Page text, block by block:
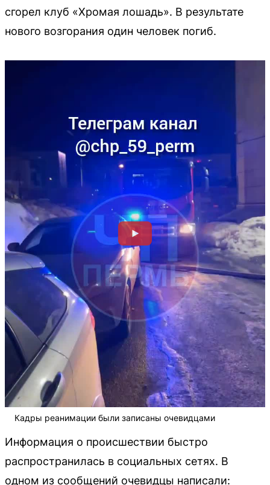
сгорел клуб «Хромая лошадь». В результате
нового возгорания один человек погиб.
Кадры реанимации были записаны очевидцами
Информация о происшествии быстро
распространилась в социальных сетях. В
одном из сообщений очевидцы написали: